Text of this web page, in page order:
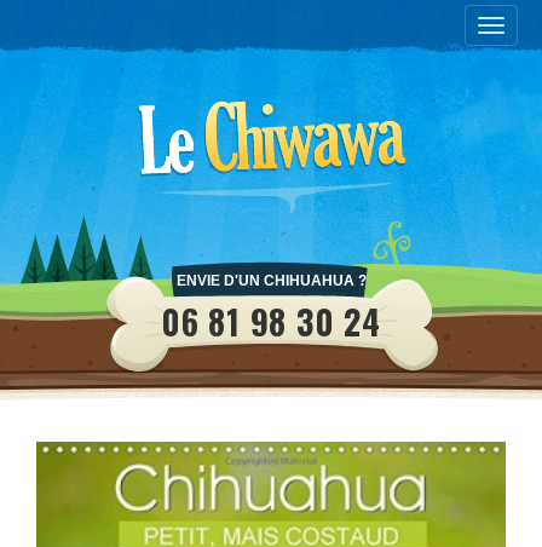
Toggle
ENVIE D'UN CHIHUAHUA ?
06 81 98 30 24